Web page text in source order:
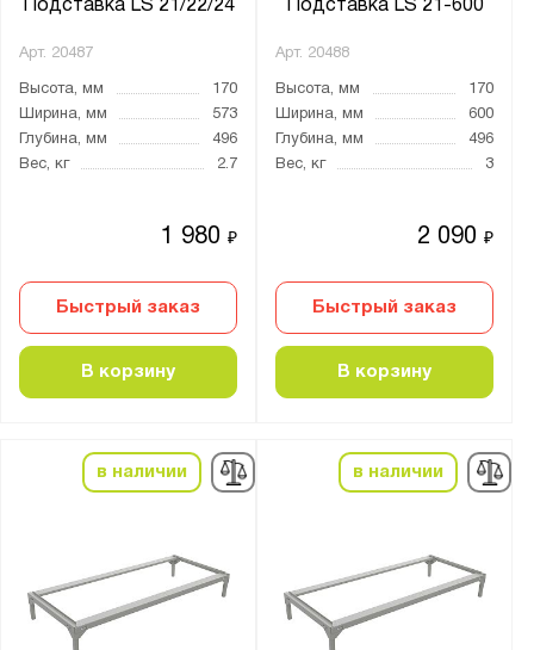
Подставка LS 21/22/24
Арт. 20487
Высота, мм
170
Ширина, мм
573
Глубина, мм
496
Вес, кг
2.7
1 980₽
Быстрый заказ
В корзину
Подставка LS 21-600
Арт. 20488
Высота, мм
170
Ширина, мм
600
Глубина, мм
496
Вес, кг
3
2 090₽
Быстрый заказ
В корзину
в наличии в наличии